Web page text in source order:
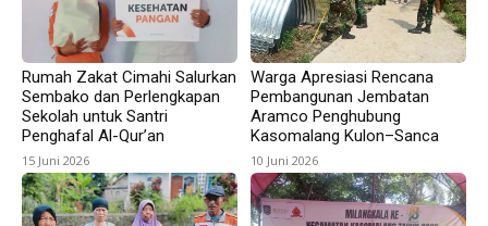
Rumah Zakat Cimahi Salurkan
Sembako dan Perlengkapan
Sekolah untuk Santri
Penghafal Al-Qur’an
15 Juni 2026
Warga Apresiasi Rencana
Pembangunan Jembatan
Aramco Penghubung
Kasomalang Kulon–Sanca
10 Juni 2026